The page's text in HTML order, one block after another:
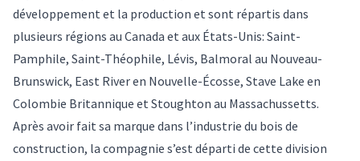
développement et la production et sont répartis dans
plusieurs régions au Canada et aux États-Unis: Saint-
Pamphile, Saint-Théophile, Lévis, Balmoral au Nouveau-
Brunswick, East River en Nouvelle-Écosse, Stave Lake en
Colombie Britannique et Stoughton au Massachussetts.
Après avoir fait sa marque dans l’industrie du bois de
construction, la compagnie s’est départi de cette division